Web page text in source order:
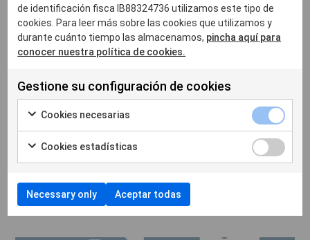
el día a día de tu clínica?
Contacta con nosotros a través deinfo@vetfamily.es
Noticias relacionadas
de identificación fisca lB88324736 utilizamos este tipo de
cookies. Para leer más sobre las cookies que utilizamos y
durante cuánto tiempo las almacenamos, pincha aquí para
conocer nuestra política de cookies.
Gestione su configuración de cookies
Cookies necesarias
Cookies estadísticas
Necessary only Aceptar todas